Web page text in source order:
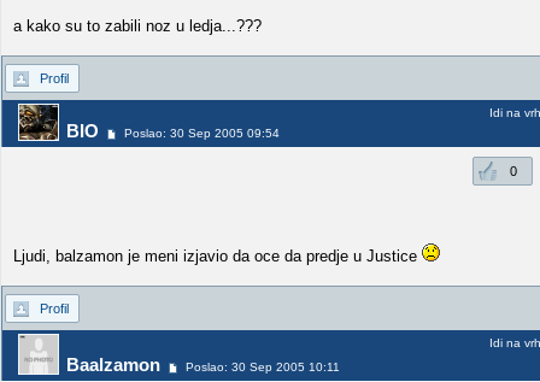
a kako su to zabili noz u ledja...???
Profil
BIO Poslao: 30 Sep 2005 09:54
Idi na vrh
0
Ljudi, balzamon je meni izjavio da oce da predje u Justice
Profil
Baalzamon Poslao: 30 Sep 2005 10:11
Idi na vrh